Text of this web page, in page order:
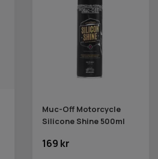
Muc-Off Motorcycle
Silicone Shine 500ml
169 kr